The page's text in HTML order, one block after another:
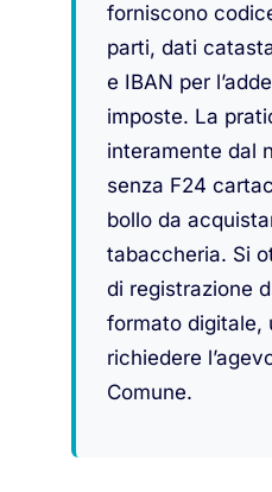
forniscono
parti, dati
e IBAN per
imposte. La
interamente dal
senza F24
bollo da
tabaccheria. Si
di registrazione
formato digitale,
richiedere
Comune.